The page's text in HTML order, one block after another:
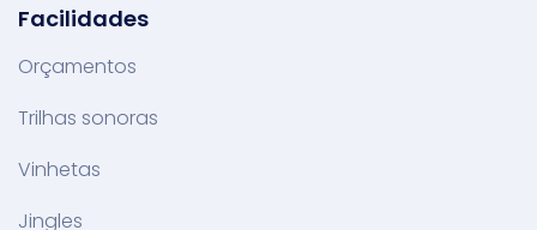
Facilidades
Orçamentos
Trilhas sonoras
Vinhetas
Jingles